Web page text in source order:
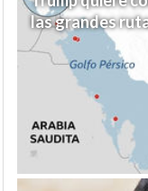
las grandes